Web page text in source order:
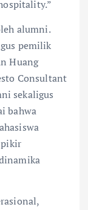
alumni.
pemilik
Huang
Consultant
sekaligus
bahwa
pikir